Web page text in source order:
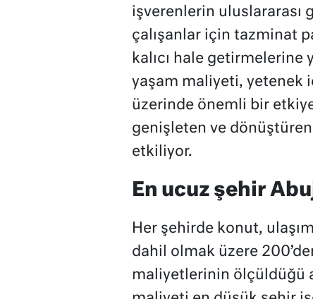
işverenlerin uluslararası
çalışanlar için tazminat
kalıcı hale getirmelerine
yaşam maliyeti, yetenek
üzerinde önemli bir
genişleten ve
etkiliyor.
En ucuz şehir
Her şehirde konut,
dahil olmak üzere
maliyetlerinin ölçüldüğü